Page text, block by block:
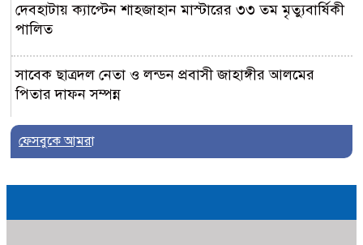
দেবহাটায় ক্যাপ্টেন শাহজাহান মাস্টারের ৩৩ তম মৃত্যুবার্ষিকী
পালিত
সাবেক ছাত্রদল নেতা ও লন্ডন প্রবাসী জাহাঙ্গীর আলমের
পিতার দাফন সম্পন্ন
‘মিথ্যা ও ভিত্তিহীন’ দাবি করে চম্পা
নুরনগরে গ্রাম্য ডাক্তারের ভুল চিকিৎসার
ফেসবুকে আমরা